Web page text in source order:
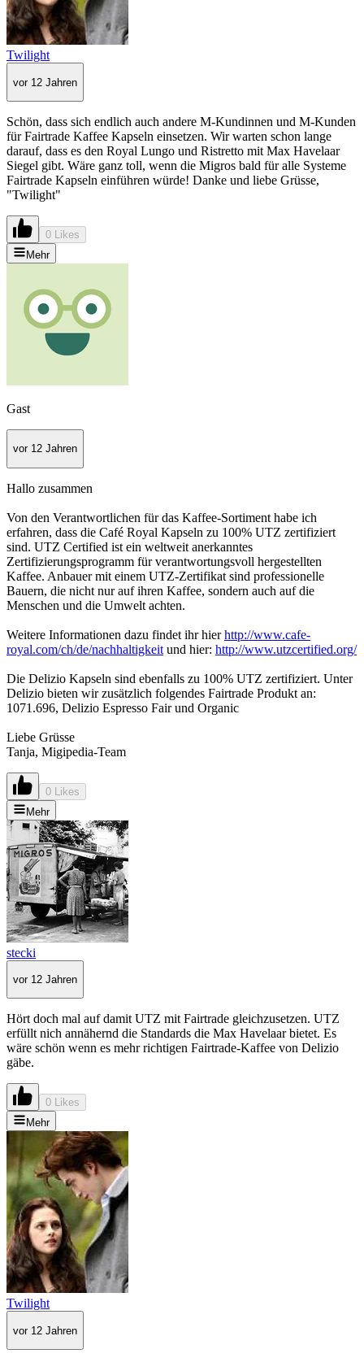
Twilight
vor 12 Jahren
Schön, dass sich endlich auch andere M-Kundinnen und M-Kunden
für Fairtrade Kaffee Kapseln einsetzen. Wir warten schon lange
darauf, dass es den Royal Lungo und Ristretto mit Max Havelaar
Siegel gibt. Wäre ganz toll, wenn die Migros bald für alle Systeme
Fairtrade Kapseln einführen würde! Danke und liebe Grüsse,
"Twilight"
0 Likes
Mehr
Gast
vor 12 Jahren
Hallo zusammen
Von den Verantwortlichen für das Kaffee-Sortiment habe ich
erfahren, dass die Café Royal Kapseln zu 100% UTZ zertifiziert
sind. UTZ Certified ist ein weltweit anerkanntes
Zertifizierungsprogramm für verantwortungsvoll hergestellten
Kaffee. Anbauer mit einem UTZ-Zertifikat sind professionelle
Bauern, die nicht nur auf ihren Kaffee, sondern auch auf die
Menschen und die Umwelt achten.
Weitere Informationen dazu findet ihr hierhttp://www.cafe-
royal.com/ch/de/nachhaltigkeit und hier: http://www.utzcertified.org/
Die Delizio Kapseln sind ebenfalls zu 100% UTZ zertifiziert. Unter
Delizio bieten wir zusätzlich folgendes Fairtrade Produkt an:
1071.696, Delizio Espresso Fair und Organic
Liebe Grüsse
Tanja, Migipedia-Team
0 Likes
Mehr
stecki
vor 12 Jahren
Hört doch mal auf damit UTZ mit Fairtrade gleichzusetzen. UTZ
erfüllt nich annähernd die Standards die Max Havelaar bietet. Es
wäre schön wenn es mehr richtigen Fairtrade-Kaffee von Delizio
gäbe.
0 Likes
Mehr
Twilight
vor 12 Jahren